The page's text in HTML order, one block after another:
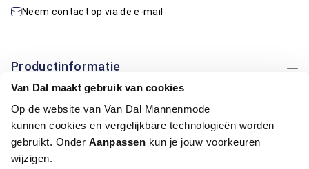
Van Dal maakt gebruik van cookies
Op de website van Van Dal Mannenmode
kunnen cookies en vergelijkbare technologieën worden
gebruikt. Onder Aanpassen kun je jouw voorkeuren
wijzigen.
Neem contact op via de e-mail
Productinformatie
Kleur:
Materiaal:
100% Polyester
Pasvorm:
Comfort Fit
Motief: